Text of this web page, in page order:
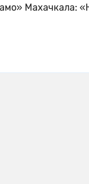
Махачкала: